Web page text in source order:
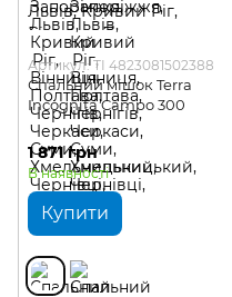
Артикул: TI 4823081502388
Спальний мішок Terra
Incognita Campo 300
1 871 грн
В наявності
Купити